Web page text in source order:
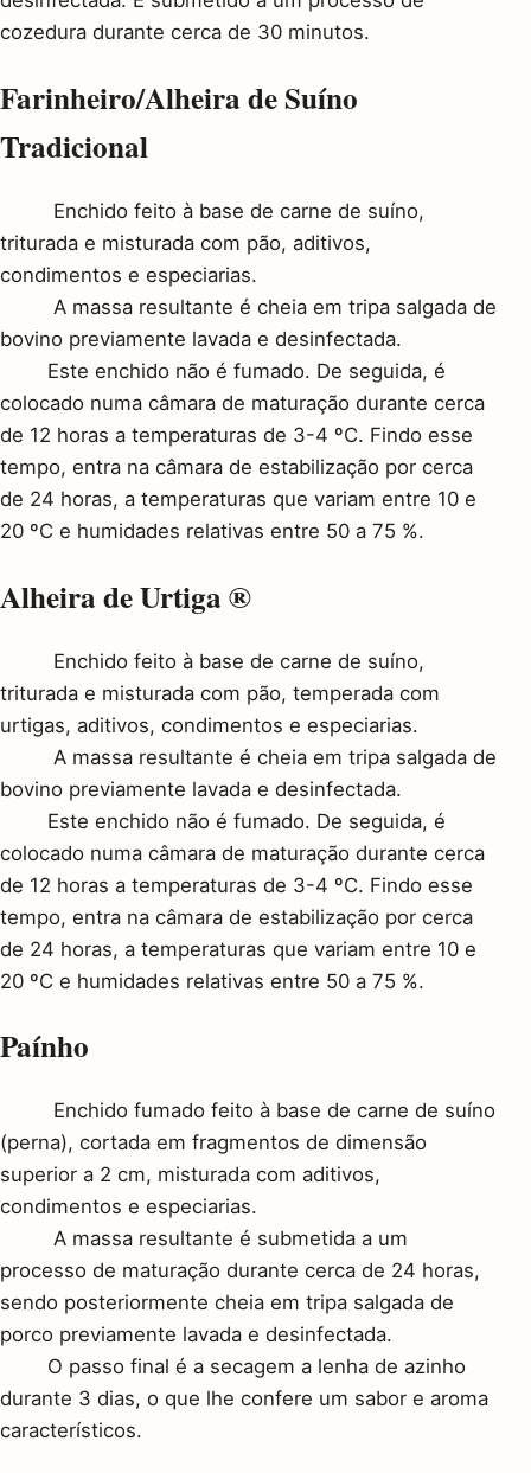
cozedura durante cerca de 30 minutos.
Farinheiro/Alheira de Suíno
Tradicional
Enchido feito à base de carne de suíno,
triturada e misturada com pão, aditivos,
condimentos e especiarias.
A massa resultante é cheia em tripa salgada de
bovino previamente lavada e desinfectada.
Este enchido não é fumado. De seguida, é
colocado numa câmara de maturação durante cerca
de 12 horas a temperaturas de 3-4 ºC. Findo esse
tempo, entra na câmara de estabilização por cerca
de 24 horas, a temperaturas que variam entre 10 e
20 ºC e humidades relativas entre 50 a 75 %.
Alheira de Urtiga ®
Enchido feito à base de carne de suíno,
triturada e misturada com pão, temperada com
urtigas, aditivos, condimentos e especiarias.
A massa resultante é cheia em tripa salgada de
bovino previamente lavada e desinfectada.
Este enchido não é fumado. De seguida, é
colocado numa câmara de maturação durante cerca
de 12 horas a temperaturas de 3-4 ºC. Findo esse
tempo, entra na câmara de estabilização por cerca
de 24 horas, a temperaturas que variam entre 10 e
20 ºC e humidades relativas entre 50 a 75 %.
Paínho
Enchido fumado feito à base de carne de suíno
(perna), cortada em fragmentos de dimensão
superior a 2 cm, misturada com aditivos,
condimentos e especiarias.
A massa resultante é submetida a um
processo de maturação durante cerca de 24 horas,
sendo posteriormente cheia em tripa salgada de
porco previamente lavada e desinfectada.
O passo final é a secagem a lenha de azinho
durante 3 dias, o que lhe confere um sabor e aroma
característicos.